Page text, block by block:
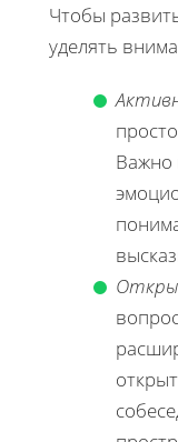
Чтобы
уделять
Важно